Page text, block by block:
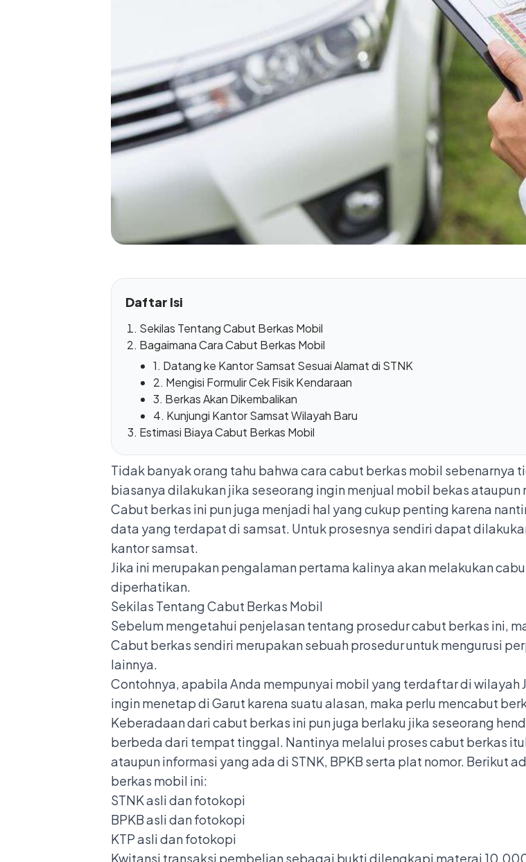
Daftar Isi
Sekilas Tentang Cabut Berkas Mobil
Bagaimana Cara Cabut Berkas Mobil
1. Datang ke Kantor Samsat Sesuai Alamat di STNK
2. Mengisi Formulir Cek Fisik Kendaraan
3. Berkas Akan Dikembalikan
4. Kunjungi Kantor Samsat Wilayah Baru
Estimasi Biaya Cabut Berkas Mobil
Tidak banyak orang tahu bahwa cara cabut berkas mobil
biasanya dilakukan jika seseorang ingin menjual mobil bekas ataupun
Cabut berkas ini pun juga menjadi hal yang cukup penting karena
data yang terdapat di samsat. Untuk prosesnya sendiri dapat
kantor samsat.
Jika ini merupakan pengalaman pertama kalinya akan melakukan
diperhatikan.
Sekilas Tentang Cabut Berkas Mobil
Sebelum mengetahui penjelasan tentang prosedur cabut berkas ini,
Cabut berkas sendiri merupakan sebuah prosedur untuk mengurusi
lainnya.
Contohnya, apabila Anda mempunyai mobil yang terdaftar di wilayah
ingin menetap di Garut karena suatu alasan, maka perlu mencabut
Keberadaan dari cabut berkas ini pun juga berlaku jika seseorang
berbeda dari tempat tinggal. Nantinya melalui proses cabut berkas
ataupun informasi yang ada di STNK, BPKB serta plat nomor. Berikut
berkas mobil ini:
STNK asli dan fotokopi
BPKB asli dan fotokopi
KTP asli dan fotokopi
Kwitansi transaksi pembelian sebagai bukti dilengkapi materai